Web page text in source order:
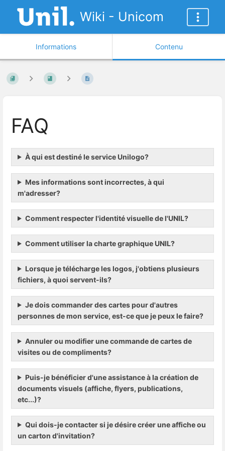
Wiki - Unicom
Informations Contenu
FAQ
À qui est destiné le service Unilogo?
Mes informations sont incorrectes, à qui
m'adresser?
Comment respecter l'identité visuelle de l'UNIL?
Comment utiliser la charte graphique UNIL?
Lorsque je télécharge les logos, j'obtiens plusieurs
fichiers, à quoi servent-ils?
Je dois commander des cartes pour d'autres
personnes de mon service, est-ce que je peux le faire?
Annuler ou modifier une commande de cartes de
visites ou de compliments?
Puis-je bénéficier d'une assistance à la création de
documents visuels (affiche, flyers, publications,
etc...)?
Qui dois-je contacter si je désire créer une affiche ou
un carton d'invitation?